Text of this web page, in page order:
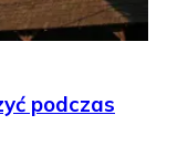
podczas